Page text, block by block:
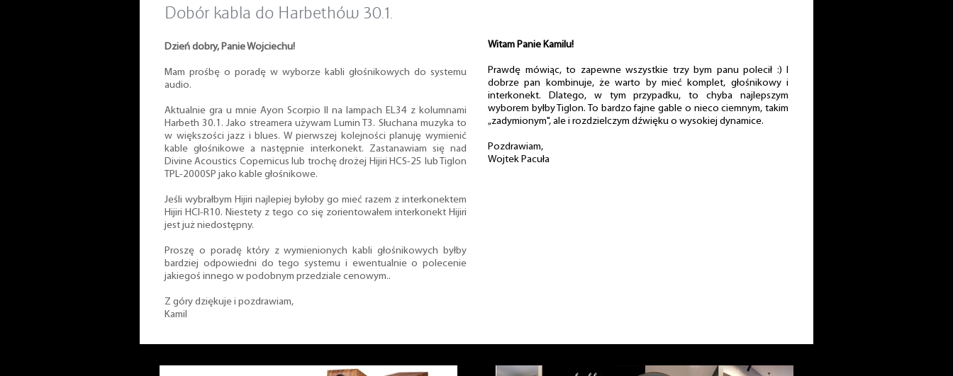
Dobór kabla do Harbethów 30.1.
Dzień dobry, Panie Wojciechu!
Mam prośbę o poradę w wyborze kabli głośnikowych do systemu
audio.
Aktualnie gra u mnie Ayon Scorpio II na lampach EL34 z kolumnami
Harbeth 30.1. Jako streamera używam Lumin T3. Słuchana muzyka to
w większości jazz i blues. W pierwszej kolejności planuję wymienić
kable głośnikowe a następnie interkonekt. Zastanawiam się nad
Divine Acoustics Copernicus lub trochę drożej Hijiri HCS-25 lub Tiglon
TPL-2000SP jako kable głośnikowe.
Jeśli wybrałbym Hijiri najlepiej byłoby go mieć razem z interkonektem
Hijiri HCI-R10. Niestety z tego co się zorientowałem interkonekt Hijiri
jest już niedostępny.
Proszę o poradę który z wymienionych kabli głośnikowych byłby
bardziej odpowiedni do tego systemu i ewentualnie o polecenie
jakiegoś innego w podobnym przedziale cenowym..
Z góry dziękuje i pozdrawiam,
Kamil
Witam Panie Kamilu!
Prawdę mówiąc, to zapewne wszystkie trzy bym panu polecił :) I
dobrze pan kombinuje, że warto by mieć komplet, głośnikowy i
interkonekt. Dlatego, w tym przypadku, to chyba najlepszym
wyborem byłby Tiglon. To bardzo fajne gable o nieco ciemnym, takim
„zadymionym", ale i rozdzielczym dźwięku o wysokiej dynamice.
Pozdrawiam,
Wojtek Pacuła